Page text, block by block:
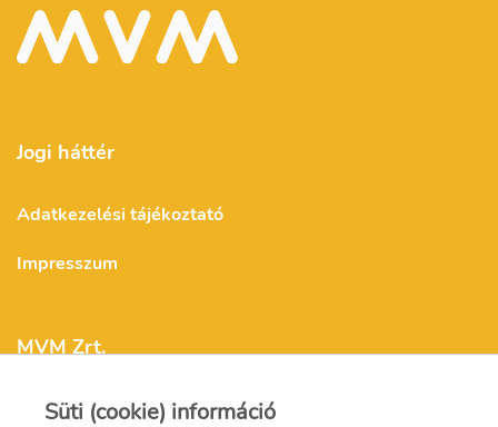
Jogi háttér
Adatkezelési tájékoztató
Impresszum
MVM Zrt.
Süti (cookie) információ